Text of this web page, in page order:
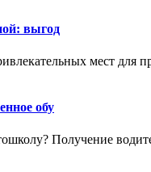
выгод
мест для
обу
Получение